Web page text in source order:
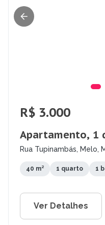
R$ 3.000
Apartamento, 1
Rua Tupinambás, Melo,
40 m² 1 quarto 1
Ver Detalhes